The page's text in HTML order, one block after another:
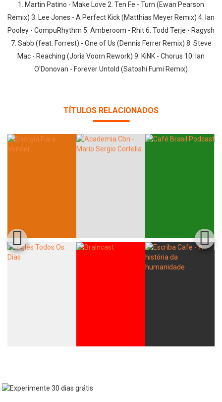
1. Martin Patino - Make Love 2. Ten Fe - Turn (Ewan Pearson
Remix) 3. Lee Jones - A Perfect Kick (Matthias Meyer Remix) 4. Ian
Pooley - CompuRhythm 5. Amberoom - Rhit 6. Todd Terje - Ragysh
7. Sabb (feat. Forrest) - One of Us (Dennis Ferrer Remix) 8. Steve
Mac - Reaching (Joris Voorn Rework) 9. KiNK - Chorus 10. Ian
O'Donovan - Forever Untold (Satoshi Fumi Remix)
TÍTULOS RELACIONADOS
Whatsapp